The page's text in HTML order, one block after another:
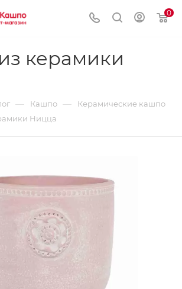
0
керамики
— Кашпо — Керамические кашпо
Ницца